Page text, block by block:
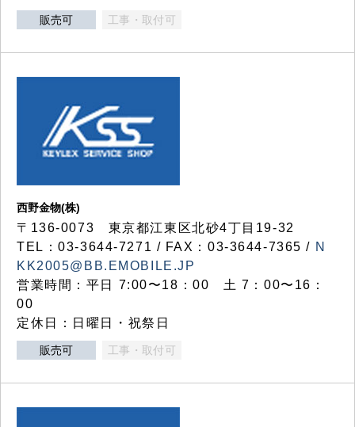
販売可 工事・取付可
西野金物(株)
〒136-0073 東京都江東区北砂4丁目19-32
TEL：03‐3644‐7271 / FAX：03-3644-7365 / N
KK2005@BB.EMOBILE.JP
営業時間：平日 7:00〜18：00 土 7：00〜16：
00
定休日：日曜日・祝祭日
販売可 工事・取付可